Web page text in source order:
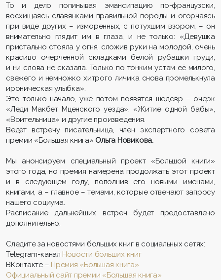
То и дело попинывая эмансипацию по-французски,
восхищаясь славянками правильной породы и огорчаясь
при виде других – изморенных, с потухшим взором, – он
внимательно глядит им в глаза, и не только: «Девушка
пристально стояла у огня, сложив руки на молодой, очень
красиво очерченной складками белой рубашки груди,
и ни слова не сказала. Только по тонким устам её милого,
свежего и немножко хитрого личика снова промелькнула
ироническая улыбка».
Это только начало, уже потом появятся шедевр – очерк
«Леди Макбет Мценского уезда», «Житие одной бабы»,
«Воительница» и другие произведения.
Ведёт встречу писательница, член экспертного совета
премии «Большая книга» Ольга Новикова.
Мы анонсируем специальный проект «Большой книги»
этого года, но премия намерена продолжать этот проект
и в следующем году, пополнив его новыми именами,
книгами, а – главное – темами, которые отвечают запросу
нашего социума.
Расписание дальнейших встреч будет предоставлено
дополнительно.
Следите за новостями больших книг в социальных сетях:
Telegram-канал Новости больших книг
ВКонтакте – Премия «Большая книга»
Официальный сайт премии «Большая книга»